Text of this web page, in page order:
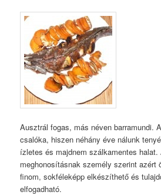
Ausztrál fogas, más néven barramundi.
csalóka, hiszen néhány éve nálunk
ízletes és majdnem szálkamentes halat.
meghonosításnak személy szerint azért
finom, sokféleképp elkészíthető és
elfogadható.